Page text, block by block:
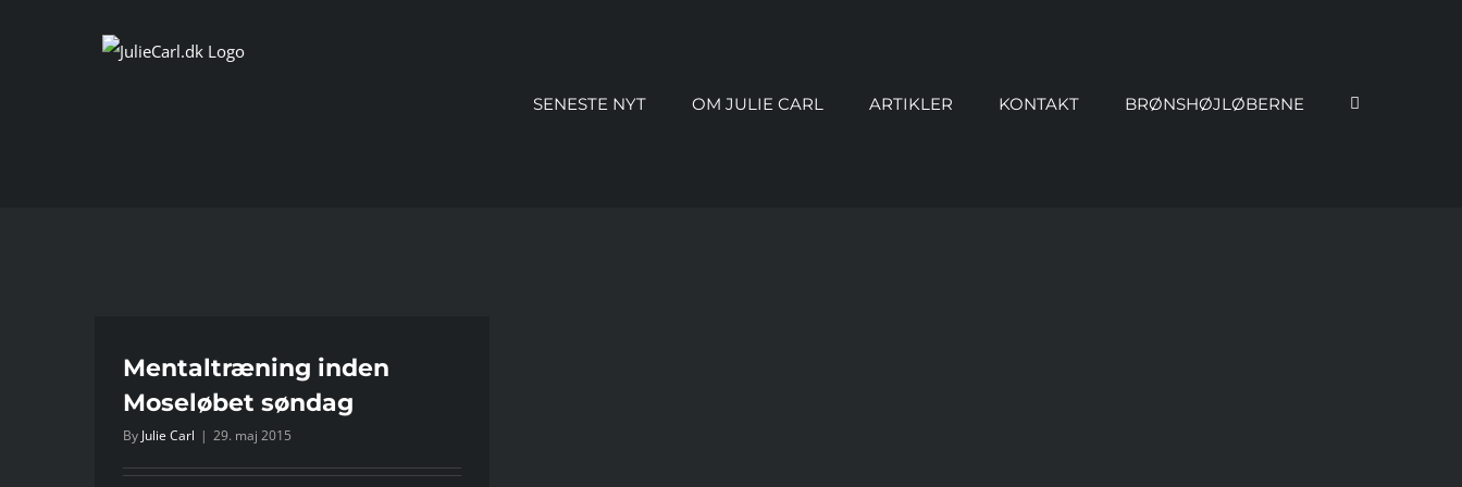
SENESTE NYT OM JULIE CARL ARTIKLER KONTAKT BRØNSHØJLØBERNE
Mentaltræning inden
Moseløbet søndag
By Julie Carl | 29. maj 2015